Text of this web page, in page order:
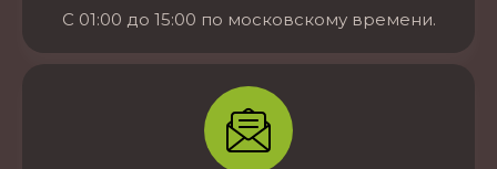
С 01:00 до 15:00 по московскому времени.